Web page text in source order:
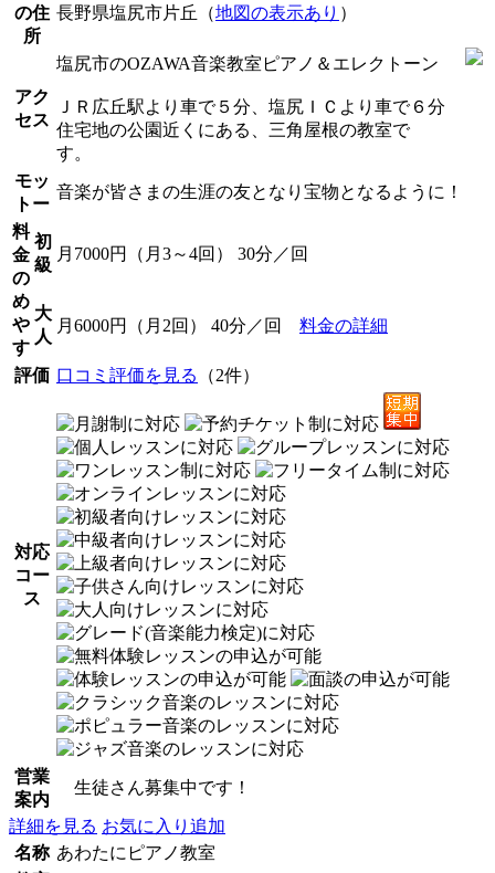
の住
所
長野県塩尻市片丘（地図の表示あり ）
アク
セス
塩尻市のOZAWA音楽教室ピアノ＆エレクトーン
ＪＲ広丘駅より車で５分、塩尻ＩＣより車で６分
住宅地の公園近くにある、三角屋根の教室で
す。
モッ
トー
音楽が皆さまの生涯の友となり宝物となるように！
料
金
の
め
や
す
初
級
月7000円（月3～4回） 30分／回
大
人
月6000円（月2回） 40分／回 料金の詳細
評価 口コミ評価を見る （2件）
対応
コー
ス
営業
案内
生徒さん募集中です！
詳細を見る お気に入り追加
名称 あわたにピアノ教室